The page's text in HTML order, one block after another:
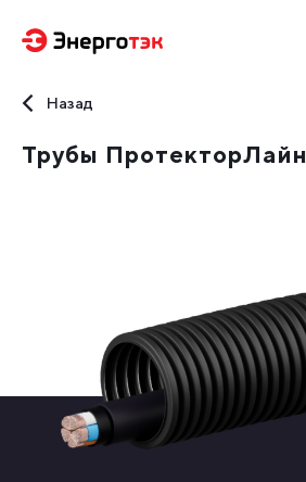
Назад
Трубы ПротекторЛайн